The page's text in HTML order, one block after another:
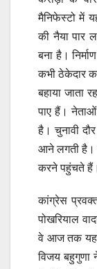
मैनिफेस्टो में
की नैया पार
बना है।
कभी ठेकेदार
बहाया जाता
पाए हैं।
है। चुनावी
आने लगती है।
करने पहुंचते हैं।
कांग्रेस
पोखरियाल
वे आज तक यहां
विजय बहुगुणा